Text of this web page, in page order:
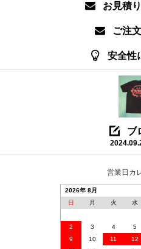
お見積
ご注
安全性
ブ
営業日カ
2026年 8月
日
月 火 水
2
3 4 5
9
10 11 12